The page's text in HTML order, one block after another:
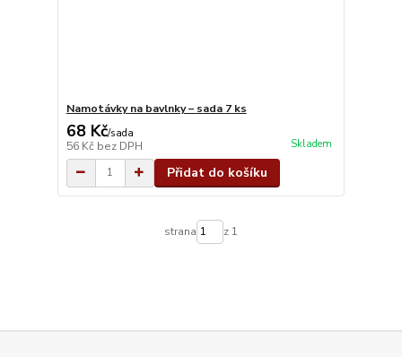
Namotávky na bavlnky – sada 7 ks
68 Kč/sada
56 Kč bez DPH Skladem
Přidat do košíku
strana z 1